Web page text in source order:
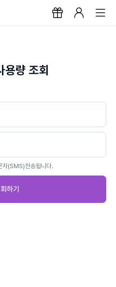
용량 조회
자(SMS)전송됩니다.
하기